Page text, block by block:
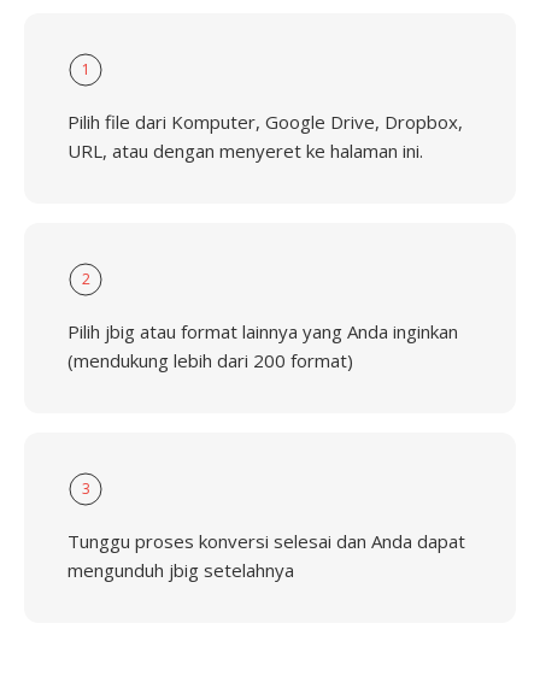
1
Pilih file dari Komputer, Google Drive, Dropbox,
URL, atau dengan menyeret ke halaman ini.
2
Pilih jbig atau format lainnya yang Anda inginkan
(mendukung lebih dari 200 format)
3
Tunggu proses konversi selesai dan Anda dapat
mengunduh jbig setelahnya